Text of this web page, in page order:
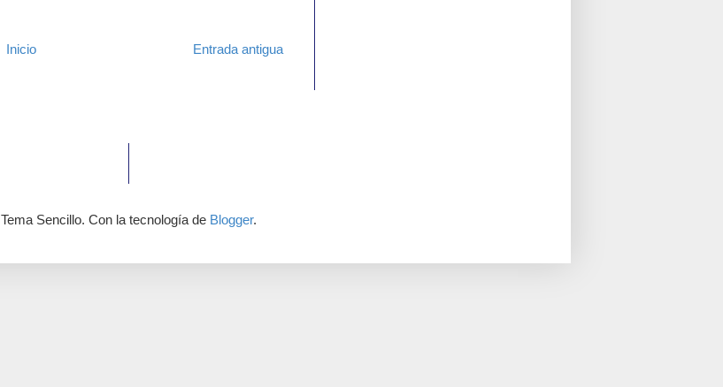
Entrada antigua
Inicio
Tema Sencillo. Con la tecnología de Blogger.